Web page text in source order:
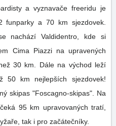
a vyznavače freeridu je
a 70 km sjezdovek.
nachází Valdidentro, kde si
Cima Piazzi na upravených
30 km. Dále na východ leží
sjezdovek!
skipas "Foscagno-skipas". Na
95 km upravovaných tratí,
tak i pro začátečníky.